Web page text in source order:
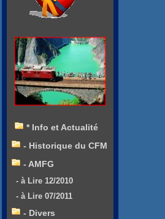
* Info et Actualité
- Historique du CFM
- AMFG
- à Lire 12/2010
- à Lire 07/2011
- Divers